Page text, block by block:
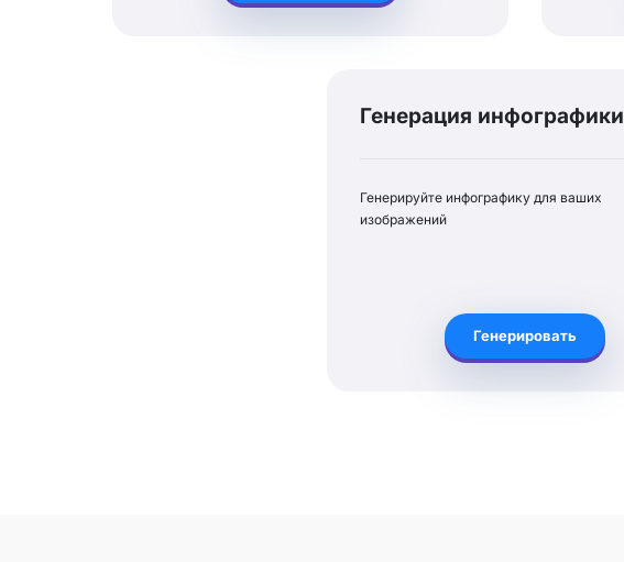
Генерация инфографики
Генерируйте инфографику для ваших
изображений
Генерировать